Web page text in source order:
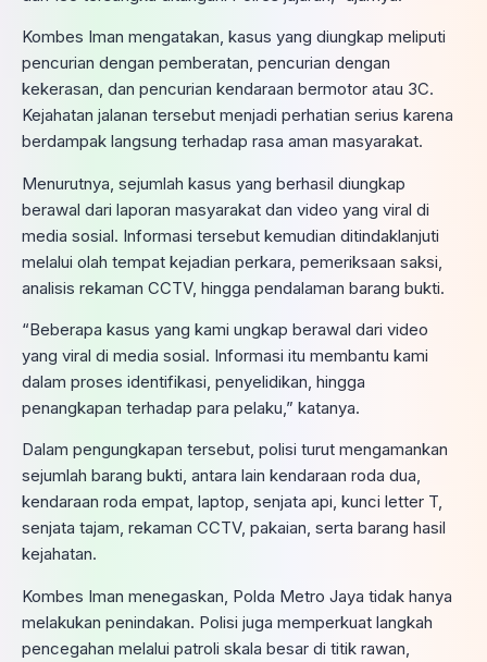
Kombes Iman mengatakan, kasus yang diungkap meliputi
pencurian dengan pemberatan, pencurian dengan
kekerasan, dan pencurian kendaraan bermotor atau 3C.
Kejahatan jalanan tersebut menjadi perhatian serius karena
berdampak langsung terhadap rasa aman masyarakat.
Menurutnya, sejumlah kasus yang berhasil diungkap
berawal dari laporan masyarakat dan video yang viral di
media sosial. Informasi tersebut kemudian ditindaklanjuti
melalui olah tempat kejadian perkara, pemeriksaan saksi,
analisis rekaman CCTV, hingga pendalaman barang bukti.
“Beberapa kasus yang kami ungkap berawal dari video
yang viral di media sosial. Informasi itu membantu kami
dalam proses identifikasi, penyelidikan, hingga
penangkapan terhadap para pelaku,” katanya.
Dalam pengungkapan tersebut, polisi turut mengamankan
sejumlah barang bukti, antara lain kendaraan roda dua,
kendaraan roda empat, laptop, senjata api, kunci letter T,
senjata tajam, rekaman CCTV, pakaian, serta barang hasil
kejahatan.
Kombes Iman menegaskan, Polda Metro Jaya tidak hanya
melakukan penindakan. Polisi juga memperkuat langkah
pencegahan melalui patroli skala besar di titik rawan,